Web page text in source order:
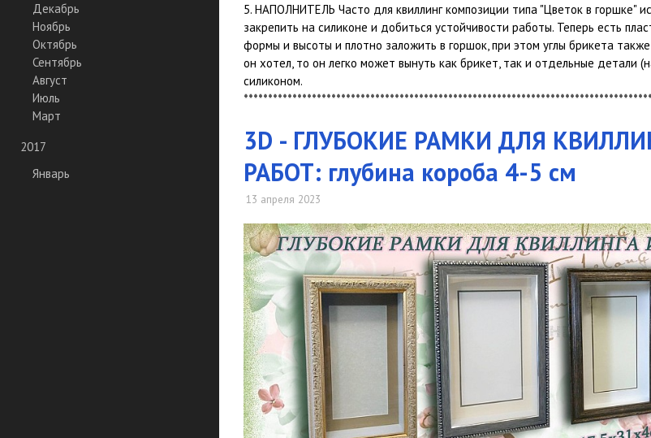
Декабрь
Ноябрь
Октябрь
Сентябрь
Август
Июль
Март
2017
Январь
5. НАПОЛНИТЕЛЬ Часто для квиллинг композиции типа "Цветок в горшке"
закрепить на силиконе и добиться устойчивости работы. Теперь есть
формы и высоты и плотно заложить в горшок, при этом углы брикета
он хотел, то он легко может вынуть как брикет, так и отдельные детали
силиконом.
​3D - ГЛУБОКИЕ РАМКИ ДЛЯ
РАБОТ: глубина короба 4-5 см
13 апреля 2023